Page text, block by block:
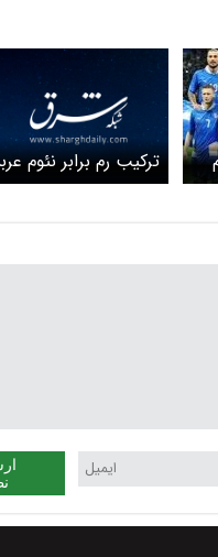
ترکیب رم برابر نئوم